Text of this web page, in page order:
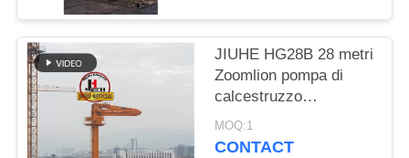
NORME
SULLA
PRIVACY
JIUHE HG28B 28 metri
Zoomlion pompa di
calcestruzzo
posizionamento boom
3 sezione boom
MOQ:1
CONTACT